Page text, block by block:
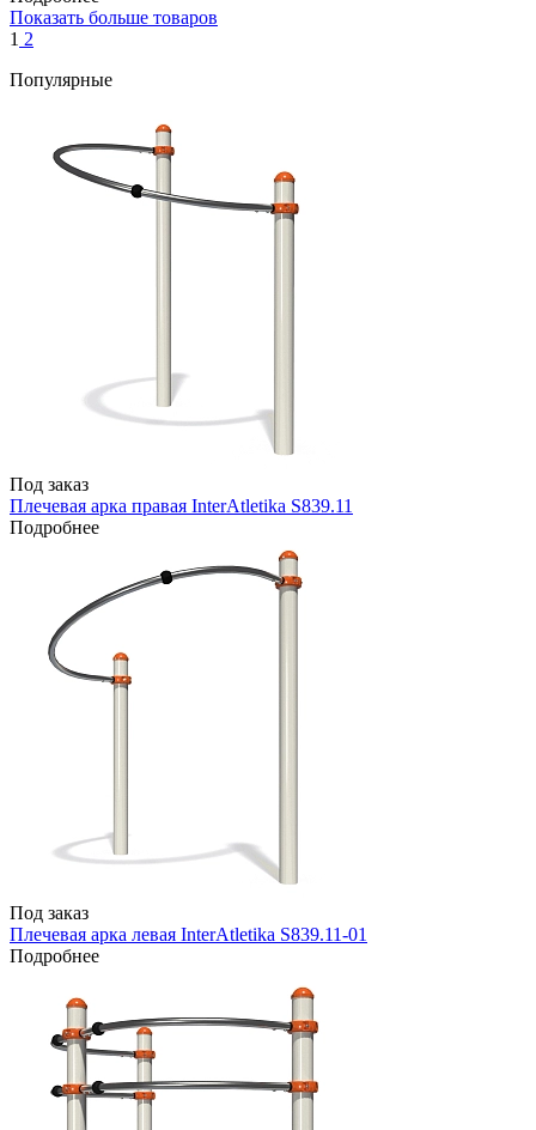
Показать больше товаров
1 2
Популярные
Под заказ
Плечевая арка правая InterAtletika S839.11
Подробнее
Под заказ
Плечевая арка левая InterAtletika S839.11-01
Подробнее